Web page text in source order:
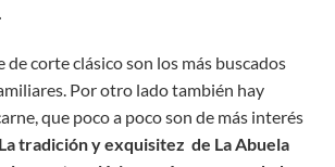
de corte clásico son los más buscados
Por otro lado también hay
que poco a poco son de más interés
La tradición y exquisitez de La Abuela